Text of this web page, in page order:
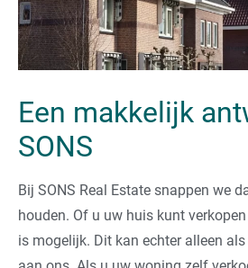
Een makkelijk
SONS
Bij SONS Real Estate snappen we
houden. Of u uw huis kunt
is mogelijk. Dit kan echter alleen